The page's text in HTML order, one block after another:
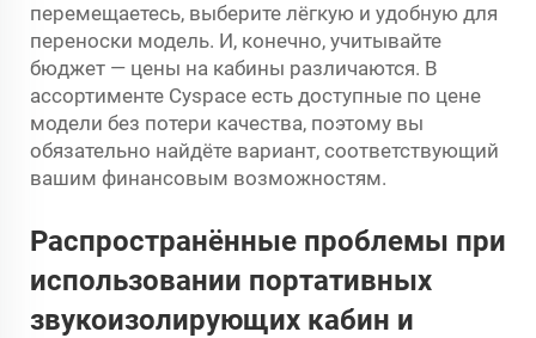
перемещаетесь, выберите лёгкую и удобную для
переноски модель. И, конечно, учитывайте
бюджет — цены на кабины различаются. В
ассортименте Cyspace есть доступные по цене
модели без потери качества, поэтому вы
обязательно найдёте вариант, соответствующий
вашим финансовым возможностям.
Распространённые проблемы при
использовании портативных
звукоизолирующих кабин и